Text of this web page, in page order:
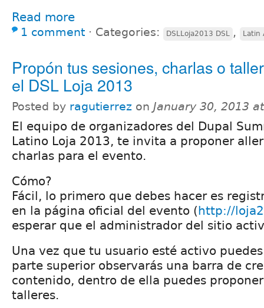
Read more
1 comment ⋅ Categories: DSLLoja2013 DSL , Latin
Propón tus sesiones, charlas o
el DSL Loja 2013
Posted by ragutierrez on January 30, 2013
El equipo de organizadores del Dupal
Latino Loja 2013, te invita a proponer
charlas para el evento.
Cómo?
Fácil, lo primero que debes hacer es
en la página oficial del evento (http://
esperar que el administrador del sitio
Una vez que tu usuario esté activo
parte superior observarás una barra de
contenido, dentro de ella puedes
talleres.